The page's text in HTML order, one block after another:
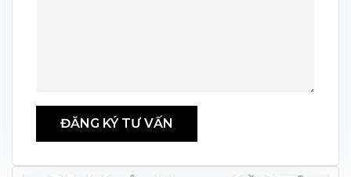
ĐĂNG KÝ TƯ VẤN